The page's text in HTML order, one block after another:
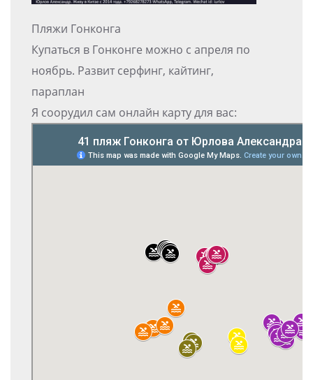
Пляжи Гонконга
Купаться в Гонконге можно с апреля по
ноябрь. Развит серфинг, кайтинг,
параплан
Я соорудил сам онлайн карту для вас: